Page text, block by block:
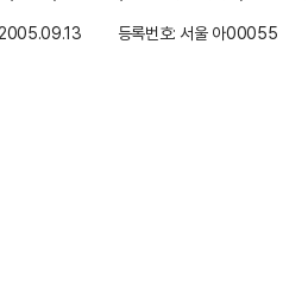
2005.09.13 등록번호: 서울 아00055